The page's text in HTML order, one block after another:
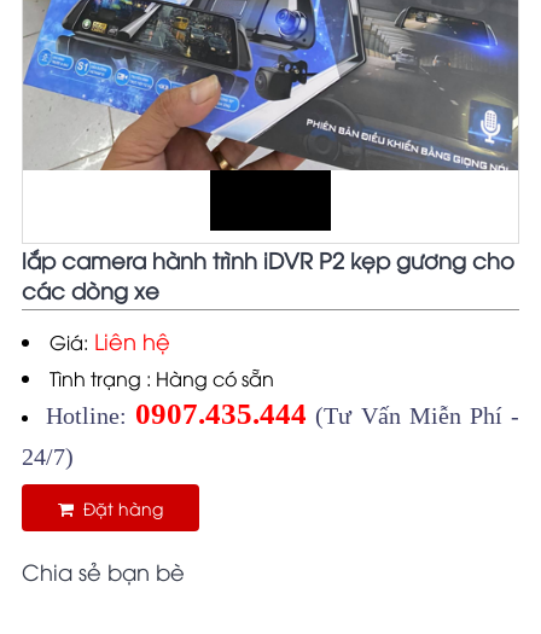
lắp camera hành trình iDVR P2 kẹp gương cho
các dòng xe
Giá: Liên hệ
Tình trạng : Hàng có sẵn
Hotline: 0907.435.444 (Tư Vấn Miễn Phí -
24/7)
Đặt hàng
Chia sẻ bạn bè